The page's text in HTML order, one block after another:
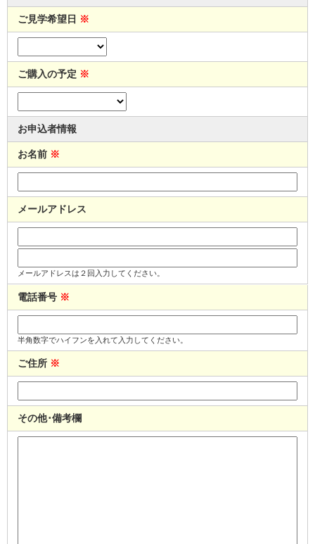
ご見学希望日 ※
ご購入の予定 ※
お申込者情報
お名前 ※
メールアドレス
メールアドレスは２回入力してください。
電話番号 ※
半角数字でハイフンを入れて入力してください。
ご住所 ※
その他･備考欄